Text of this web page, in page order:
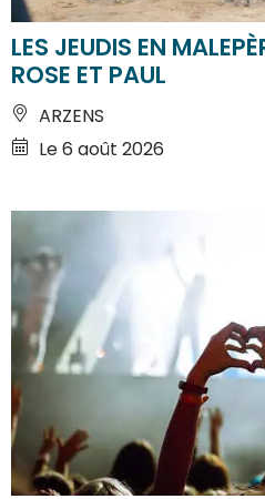
LES JEUDIS EN
ROSE ET PAUL
ARZENS
Le 6 août 2026